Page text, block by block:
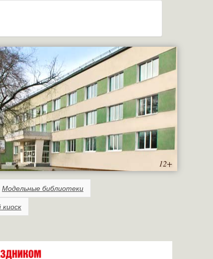
12+
Модельные библиотеки